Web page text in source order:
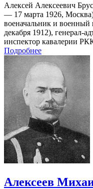
Алексей Алексеевич
— 17 марта 1926,
военачальник и военный
декабря 1912), генерал-
инспектор кавалерии
Подробнее
Алексеев